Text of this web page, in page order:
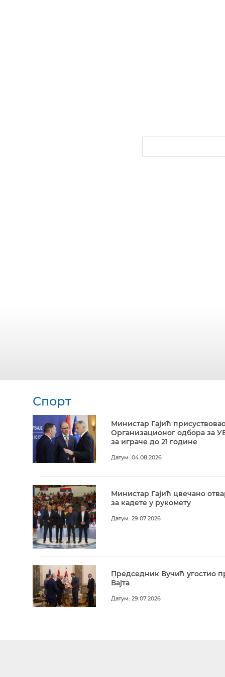
Спорт
Министар Гајић
Организационог одбора за
за играче до 21 године
Датум: 04.08.2026
Министар Гајић цвечано
за кадете у рукомету
Датум: 29.07.2026
Председник Вучић угостио
Вајта
Датум: 29.07.2026